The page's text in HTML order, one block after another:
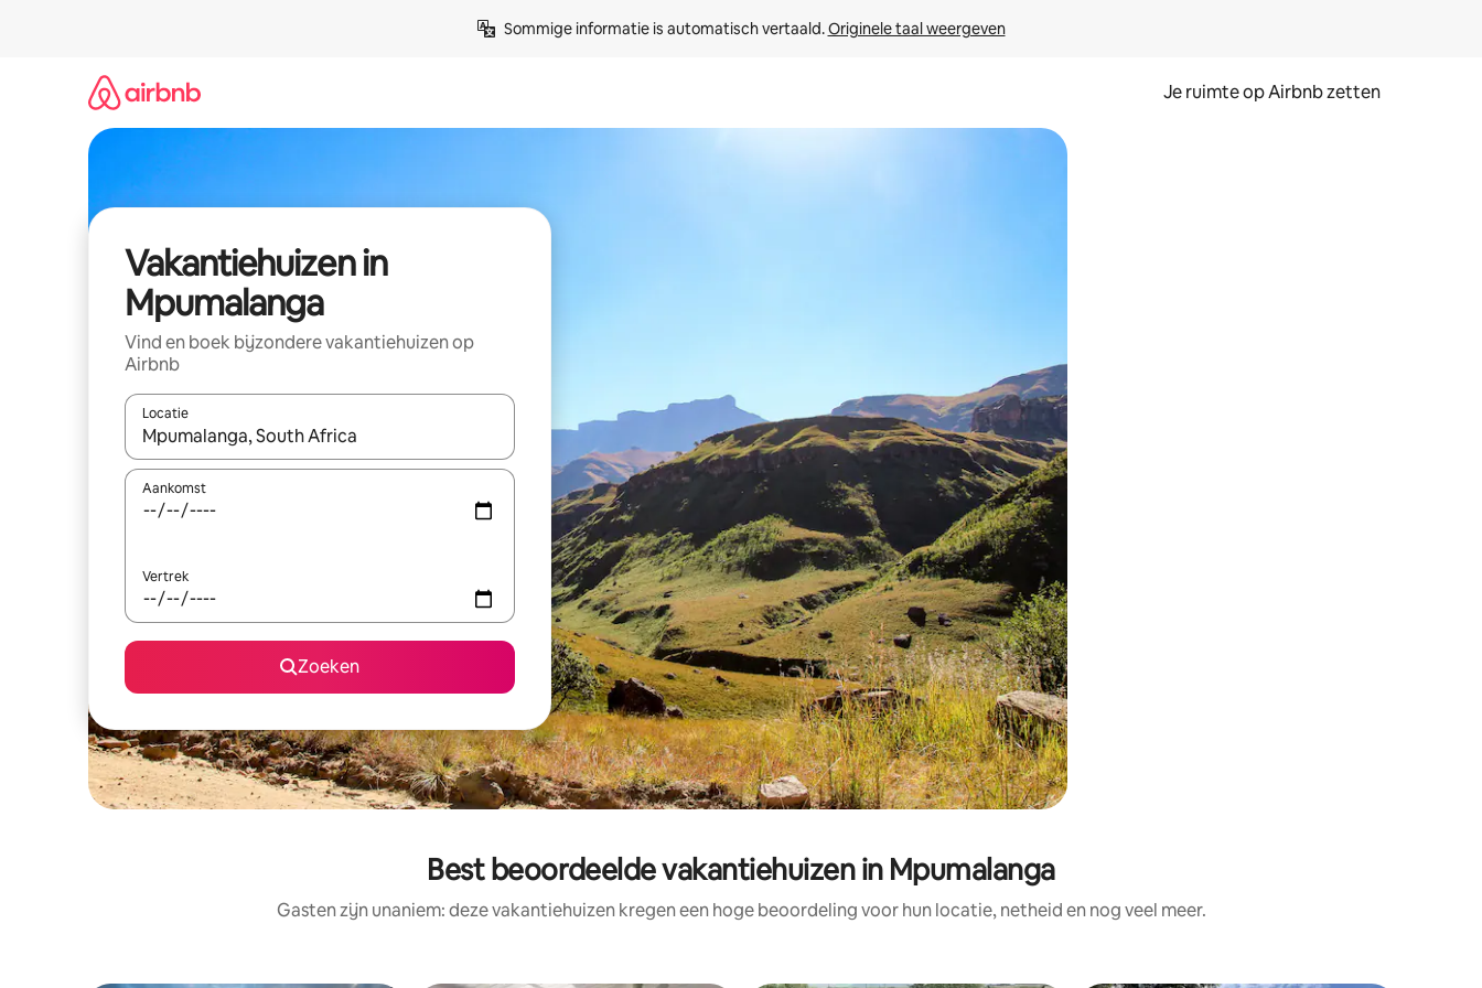
Sommige informatie is automatisch vertaald. Originele taal weergeven
Je ruimte op Airbnb zetten
Vakantiehuizen in
Mpumalanga
Vind en boek bijzondere vakantiehuizen op
Airbnb
Locatie
Wanneer er suggesties beschikbaar zijn, maak je een keuze met je de pijltjestoetsen omhoog en omlaag, óf door te tikken of swipen.
Aankomst
Vertrek
Zoeken
Best beoordeelde vakantiehuizen in Mpumalanga
Gasten zijn unaniem: deze vakantiehuizen kregen een hoge beoordeling voor hun locatie, netheid en nog veel meer.